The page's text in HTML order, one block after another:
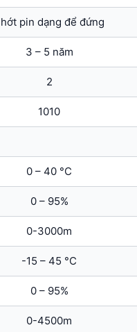
pin dạng để đứng
3 – 5 năm
2
1010
0 – 40 °C
0 – 95%
0-3000m
-15 – 45 °C
0 – 95%
0-4500m